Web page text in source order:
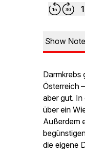
Show
Darmkrebs
Österreich
aber gut.
über ein
Außerdem
die eigene